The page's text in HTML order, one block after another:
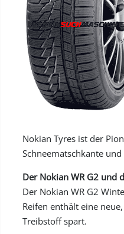
Nokian Tyres ist der
Schneematschkante
Der Nokian WR G2 und
Der Nokian WR G2
Reifen enthält eine
Treibstoff spart.